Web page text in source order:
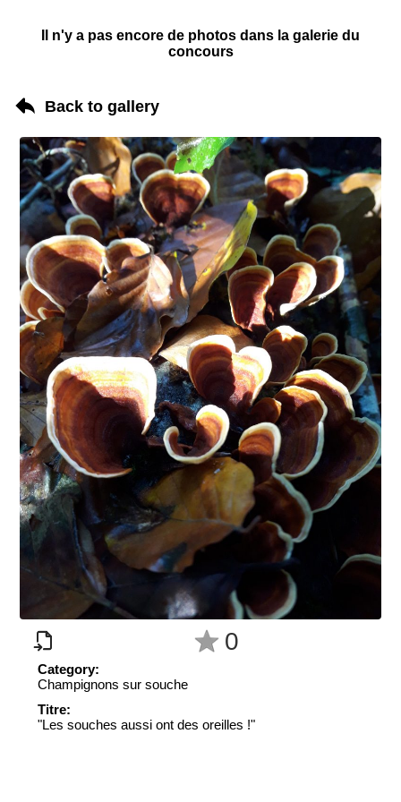
Il n'y a pas encore de photos dans la galerie du
concours
Back to gallery
0
Category:
Champignons sur souche
Titre:
"Les souches aussi ont des oreilles !"